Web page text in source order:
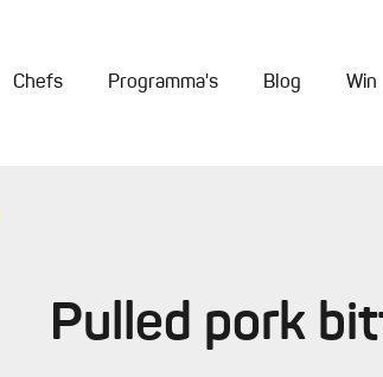
Chefs Programma's Blog Win
Pulled pork